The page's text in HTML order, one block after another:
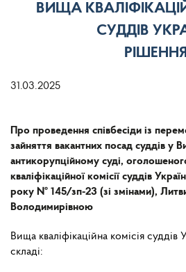
ВИЩА
СУДДІВ
31.03.2025
Про проведення співбесіди із
зайняття вакантних посад суддів у
антикорупційному суді,
кваліфікаційної комісії суддів
року № 145/зп-23 (зі змінами),
Володимирівною
Вища кваліфікаційна комісія
складі: